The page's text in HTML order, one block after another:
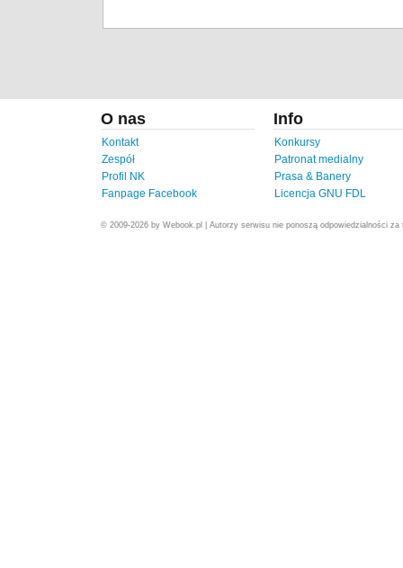
O nas
Kontakt
Zespół
Profil NK
Fanpage Facebook
Info
Konkursy
Patronat medialny
Prasa & Banery
Licencja GNU FDL
© 2009-2026 by Webook.pl | Autorzy serwisu nie ponoszą odpowiedzialności